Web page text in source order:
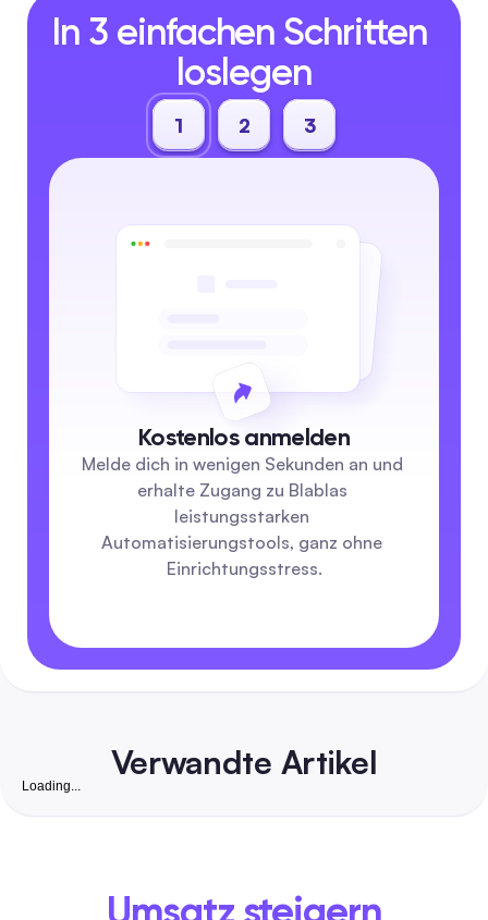
In 3 einfachen Schritten
loslegen
1 2 3
Kostenlos anmelden
Melde dich in wenigen Sekunden an und
erhalte Zugang zu Blablas
leistungsstarken
Automatisierungstools, ganz ohne
Einrichtungsstress.
Verwandte Artikel
Lizenz-Zusammenfassungen pro Seite, eine schnelle
Loading...